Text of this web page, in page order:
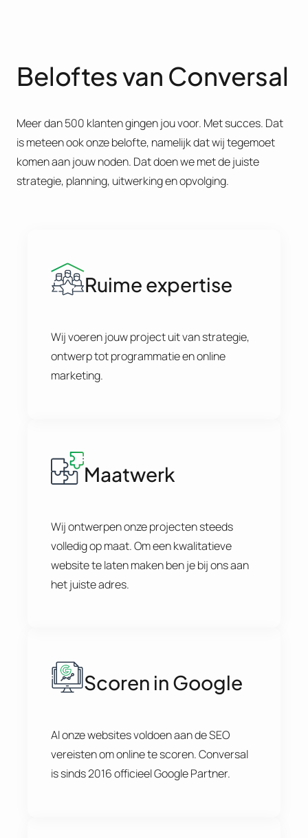
Beloftes van Conversal
Meer dan 500 klanten gingen jou voor. Met succes. Dat
is meteen ook onze belofte, namelijk dat wij tegemoet
komen aan jouw noden. Dat doen we met de juiste
strategie, planning, uitwerking en opvolging.
Ruime expertise
Wij voeren jouw project uit van strategie,
ontwerp tot programmatie en online
marketing.
Maatwerk
Wij ontwerpen onze projecten steeds
volledig op maat. Om een kwalitatieve
website te laten maken ben je bij ons aan
het juiste adres.
Scoren in Google
Al onze websites voldoen aan de SEO
vereisten om online te scoren. Conversal
is sinds 2016 officieel Google Partner.